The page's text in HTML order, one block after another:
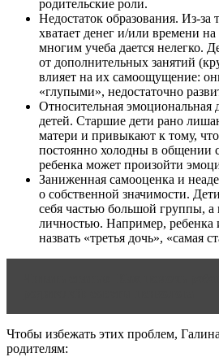
родительские роли.
Недостаток образования. Из-за
хватает денег и/или времени на
многим учеба дается нелегко.
от дополнительных занятий
влияет на их самоощущение:
«глупыми», недостаточно
Относительная эмоциональная
детей. Старшие дети рано
матери и привыкают к тому,
постоянно холодны в общении
ребенка может произойти
Заниженная самооценка и
о собственной значимости.
себя частью большой группы, а
личностью. Например, ребенка
назвать «третья дочь», «самая
Чтобы избежать этих проблем,
родителям: